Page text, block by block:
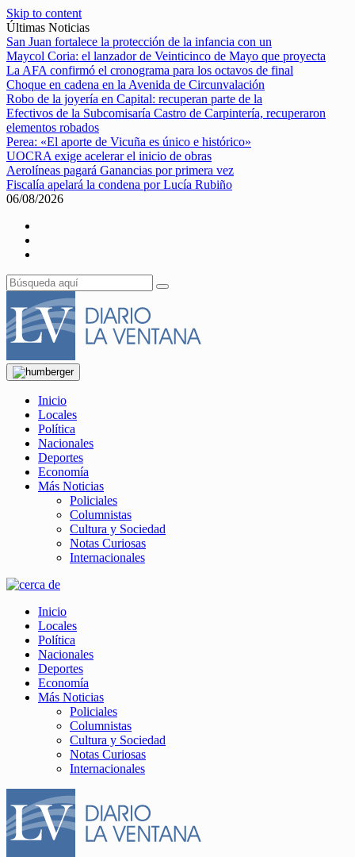
Skip to content
Últimas Noticias
San Juan fortalece la protección de la infancia con un
Maycol Coria: el lanzador de Veinticinco de Mayo que proyecta
La AFA confirmó el cronograma para los octavos de final
Choque en cadena en la Avenida de Circunvalación
Robo de la joyería en Capital: recuperan parte de la
Efectivos de la Subcomisaría Castro de Carpintería, recuperaron
elementos robados
Perea: «El aporte de Vicuña es único e histórico»
UOCRA exige acelerar el inicio de obras
Aerolíneas pagará Ganancias por primera vez
Fiscalía apelará la condena por Lucía Rubiño
06/08/2026
Inicio
Locales
Política
Nacionales
Deportes
Economía
Más Noticias
Policiales
Columnistas
Cultura y Sociedad
Notas Curiosas
Internacionales
Inicio
Locales
Política
Nacionales
Deportes
Economía
Más Noticias
Policiales
Columnistas
Cultura y Sociedad
Notas Curiosas
Internacionales